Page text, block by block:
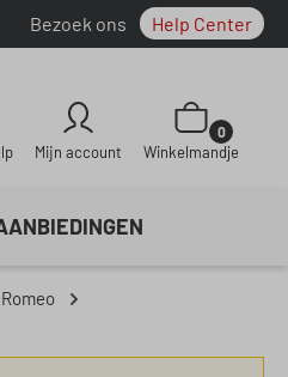
Bezoek ons Help Center
Mijn account
0
Winkelmandje